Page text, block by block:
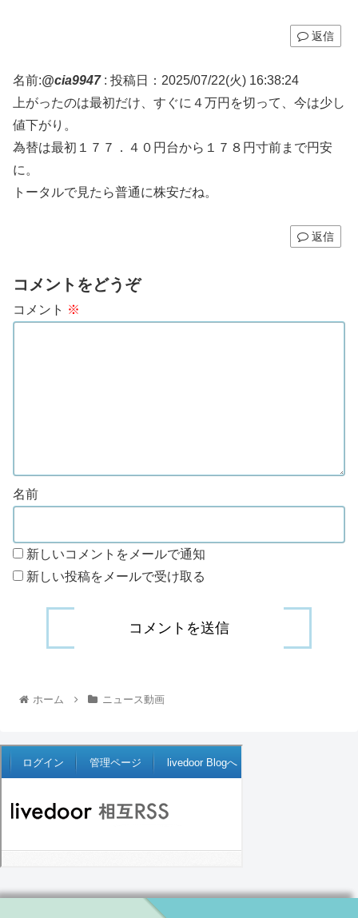
返信
名前:@cia9947: 投稿日：2025/07/22(火) 16:38:24
上がったのは最初だけ、すぐに４万円を切って、今は少し
値下がり。
為替は最初１７７．４０円台から１７８円寸前まで円安
に。
トータルで見たら普通に株安だね。
返信
コメントをどうぞ
コメント ※
名前
新しいコメントをメールで通知
新しい投稿をメールで受け取る
ホーム ニュース動画